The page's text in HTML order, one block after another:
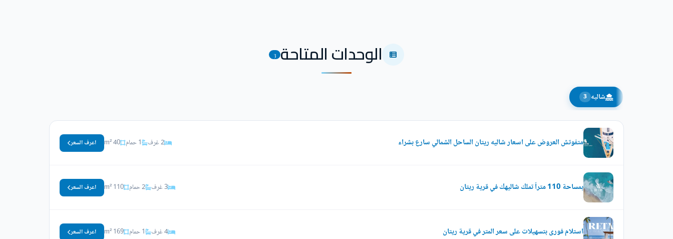
الوحدات المتاحة 3
شاليه 3
متفوتش العروض على اسعار شاليه ريتان الساحل الشمالي سارع بشراء 2 غرف 1 حمام 40 m² اعرف السعر
بمساحة 110 متراً تملك شاليهك في قرية ريتان 3 غرف 2 حمام 110 m² اعرف السعر
استلام فورى بتسهيلات على سعر المتر في قرية ريتان 4 غرف 1 حمام 169 m² اعرف السعر